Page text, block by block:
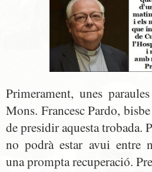
Primerament, unes
Mons. Francesc Pardo,
de presidir aquesta trobada.
no podrà estar avui entre
una prompta recuperació.